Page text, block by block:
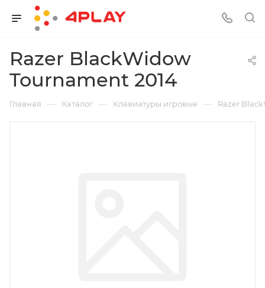
Razer BlackWidow
Tournament 2014
Главная — Каталог — Клавиатуры игровые — Razer